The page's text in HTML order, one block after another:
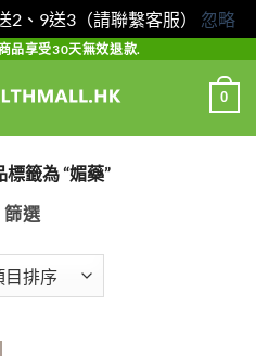
2、9送3（請聯繫客服） 忽略
品享受30天無效退款.
0
標籤為 “媚藥”
篩選